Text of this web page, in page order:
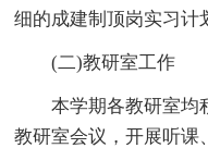
细的成建制顶岗实习计
(二)教研室工作
本学期各教研室均
教研室会议，开展听课